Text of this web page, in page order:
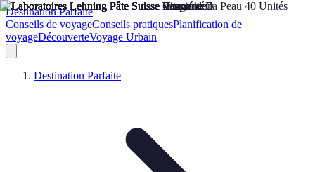
Destination Parfaite
Conseils de voyageConseils pratiquesPlanification de
voyageDécouverteVoyage Urbain
Destination Parfaite